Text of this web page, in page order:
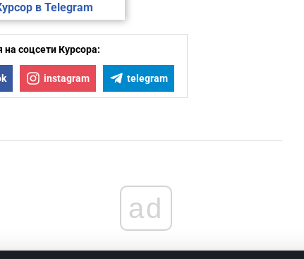
в Telegram
на соцсети Курсора:
instagram telegram
ad